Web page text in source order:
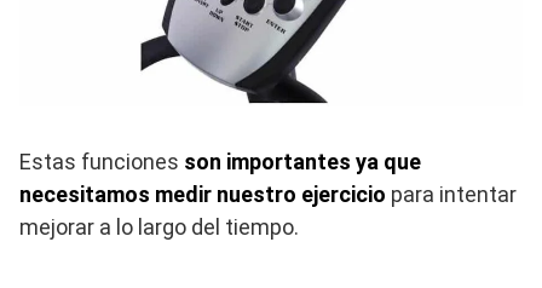
Estas funciones son importantes ya que
necesitamos medir nuestro ejercicio para intentar
mejorar a lo largo del tiempo.